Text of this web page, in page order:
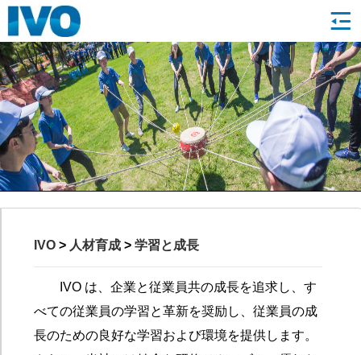
IVO > 人材育成 > 学習と成長
IVO は、企業と従業員共の成長を追求し、す
べての従業員の学習と革新を奨励し、従業員の成
長のための良好な学習および環境を提供します。